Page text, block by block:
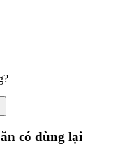
có dùng lại